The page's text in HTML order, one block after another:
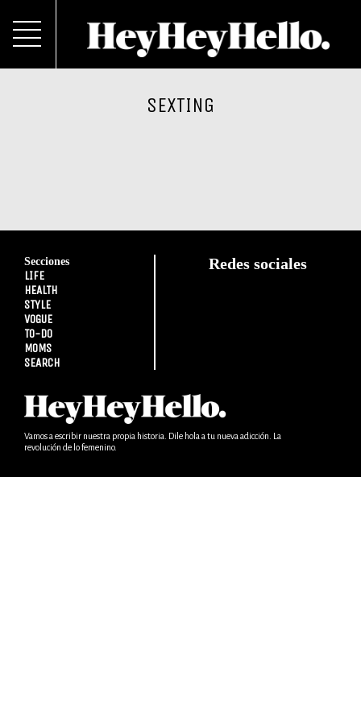
SEXTING
Secciones
LIFE
HEALTH
STYLE
VOGUE
TO-DO
MOMS
SEARCH
Redes sociales
Vamos a escribir nuestra propia historia. Dile hola a tu nueva adicción. La
revolución de lo femenino.